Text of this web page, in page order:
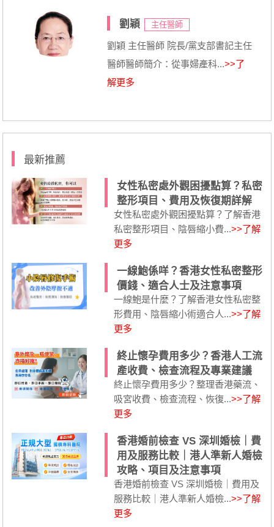
劉穎 主任醫師
劉穎 主任醫師 院長/黨支部書記主任
醫師醫師簡介：從事婦產科...>>了
解更多
最新推薦
女性私密處外觀困擾點算？私密
整形項目、費用及恢復期詳解
女性私密處外觀困擾點算？了解香港
私密整形項目、陰唇縮小費...>>了解
更多
一線鮑係咩？香港女性私密整形
價錢、適合人士及注意事項
一線鮑是什麼？了解香港女性私密整
形費用、陰唇縮小術適合人...>>了解
更多
終止懷孕費用多少？香港人工流
產收費、檢查流程及專業建議
終止懷孕費用多少？整理香港藥流、
吸宮收費、檢查流程、恢復...>>了解
更多
香港婚前檢查 VS 深圳婚檢｜費
用及服務比較｜港人準新人婚檢
攻略、項目及注意事項
香港婚前檢查 VS 深圳婚檢｜費用及
服務比較｜港人準新人婚檢...>>了解
更多